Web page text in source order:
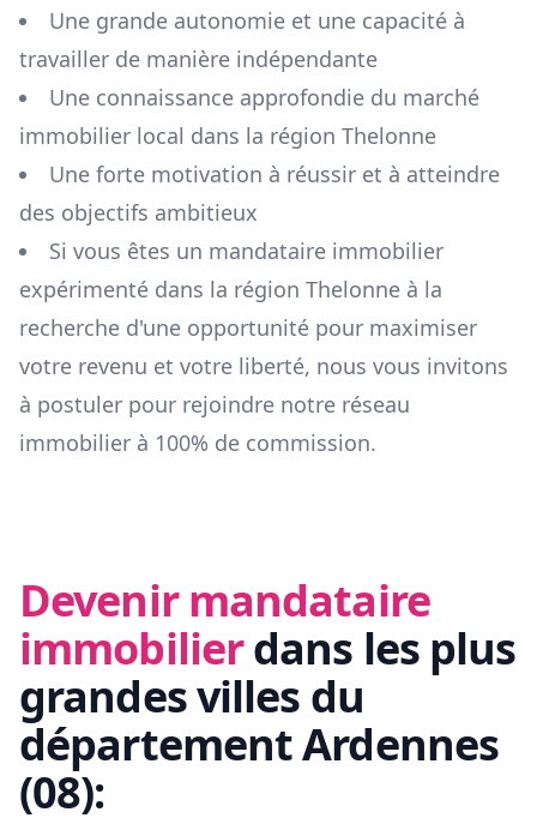
Une grande autonomie et une capacité à
travailler de manière indépendante
Une connaissance approfondie du marché
immobilier local dans la région Thelonne
Une forte motivation à réussir et à atteindre
des objectifs ambitieux
Si vous êtes un mandataire immobilier
expérimenté dans la région Thelonne à la
recherche d'une opportunité pour maximiser
votre revenu et votre liberté, nous vous invitons
à postuler pour rejoindre notre réseau
immobilier à 100% de commission.
Devenir mandataire
immobilierdans les plus
grandes villes du
départementArdennes
(08):